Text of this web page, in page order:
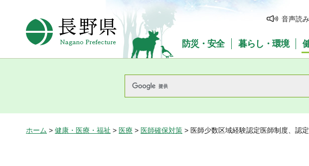
長野県Nagano Prefecture
音声読
防災・安全 暮らし・環境
ホーム > 健康・医療・福祉 > 医療 > 医師確保対策 > 医師少数区域経験認定医師制度、認